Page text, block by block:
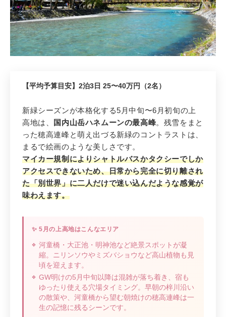
先輩花嫁おすすめ 1位
【5月・1位】 上高地
（長野県）
残雪の穂高×新緑の山岳リゾート！GW
後の別世界ハネムーン
【平均予算目安】2泊3日 25〜40万円（2名）
新緑シーズンが本格化する5月中旬〜6月初旬の上
高地は、 国内山岳ハネムーンの最高峰。残雪をまと
った穂高連峰と萌え出づる新緑のコントラストは、
まるで絵画のような美しさです。
マイカー規制によりシャトルバスかタクシーでしか
アクセスできないため、日常から完全に切り離され
た「別世界」に二人だけで迷い込んだような感覚が
味わえます。
✨ 5月の上高地はこんなエリア
河童橋・大正池・明神池など絶景スポットが凝
縮。ニリンソウやミズバショウなど高山植物も見
頃を迎えます。
GW明けの5月中旬以降は混雑が落ち着き、宿も
ゆったり使える穴場タイミング。早朝の梓川沿い
の散策や、河童橋から望む朝焼けの穂高連峰は一
生の記憶に残るシーンです。